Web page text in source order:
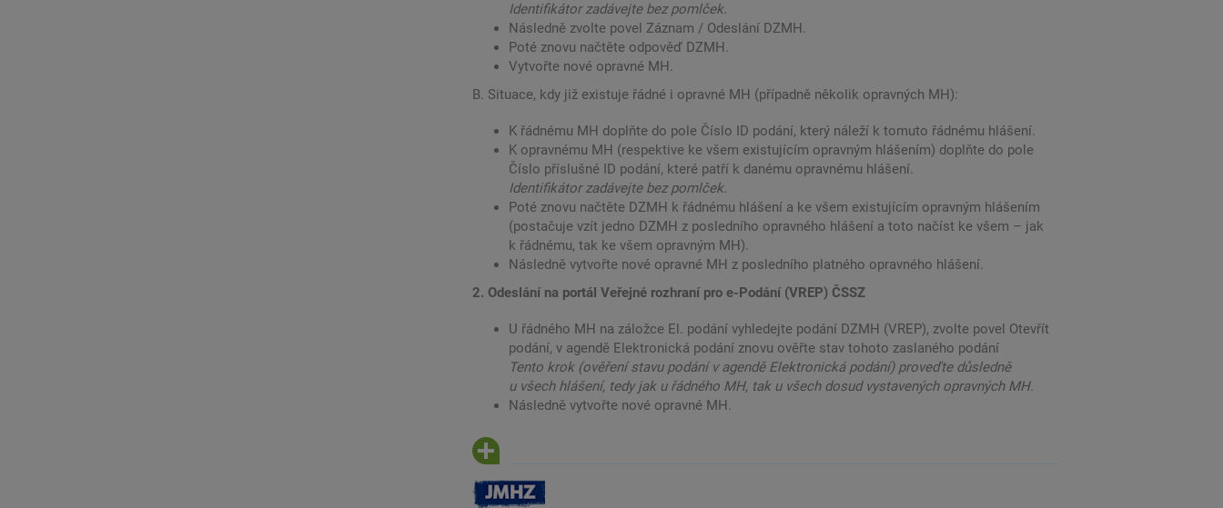
Identifikátor zadávejte bez pomlček.
Následně zvolte povel Záznam / Odeslání DZMH.
Poté znovu načtěte odpověď DZMH.
Vytvořte nové opravné MH.
B. Situace, kdy již existuje řádné i opravné MH (případně několik opravných MH):
K řádnému MH doplňte do pole Číslo ID podání, který náleží k tomuto řádnému hlášení.
K opravnému MH (respektive ke všem existujícím opravným hlášením) doplňte do pole
Číslo příslušné ID podání, které patří k danému opravnému hlášení.
Identifikátor zadávejte bez pomlček.
Poté znovu načtěte DZMH k řádnému hlášení a ke všem existujícím opravným hlášením
(postačuje vzít jedno DZMH z posledního opravného hlášení a toto načíst ke všem – jak
k řádnému, tak ke všem opravným MH).
Následně vytvořte nové opravné MH z posledního platného opravného hlášení.
2. Odeslání na portál Veřejné rozhraní pro e-Podání (VREP) ČSSZ
U řádného MH na záložce El. podání vyhledejte podání DZMH (VREP), zvolte povel Otevřít
podání, v agendě Elektronická podání znovu ověřte stav tohoto zaslaného podání
Tento krok (ověření stavu podání v agendě Elektronická podání) proveďte důsledně
u všech hlášení, tedy jak u řádného MH, tak u všech dosud vystavených opravných MH.
Následně vytvořte nové opravné MH.